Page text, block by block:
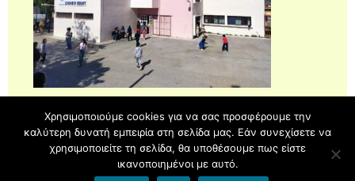
Υπερήφανα λειτουργεί μεblogs.sch.gr| Θέμα Tender Spring
απόYing Zhang.
Χρησιμοποιούμε cookies για να σας προσφέρουμε την
καλύτερη δυνατή εμπειρία στη σελίδα μας. Εάν συνεχίσετε να
χρησιμοποιείτε τη σελίδα, θα υποθέσουμε πως είστε
ικανοποιημένοι με αυτό.